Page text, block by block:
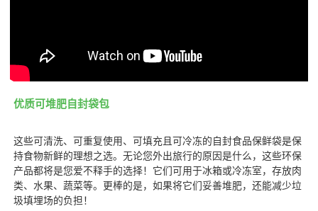
优质可堆肥自封袋包
这些可清洗、可重复使用、可填充且可冷冻的自封食品保鲜袋是保
持食物新鲜的理想之选。无论您外出旅行的原因是什么，这些环保
产品都将是您爱不释手的选择！它们可用于冰箱或冷冻室，存放肉
类、水果、蔬菜等。更棒的是，如果将它们妥善堆肥，还能减少垃
圾填埋场的负担！